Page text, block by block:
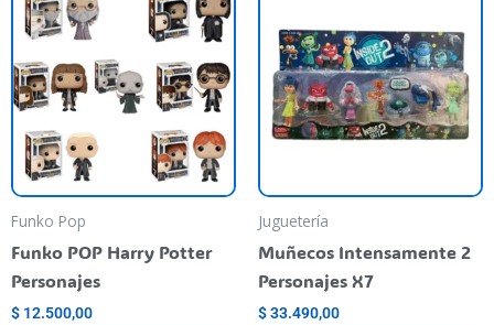
Funko Pop
Funko POP Harry Potter
Personajes
$ 12.500,00
producto
varias
variantes.
se
pueden
elegir
Juguetería
Muñecos Intensamente 2
Personajes X7
$33.490,00
se